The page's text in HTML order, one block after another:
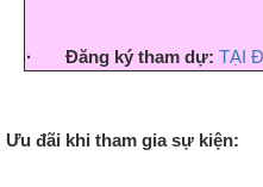
· Đăng ký tham dự: TẠI
Ưu đãi khi tham gia sự kiện: